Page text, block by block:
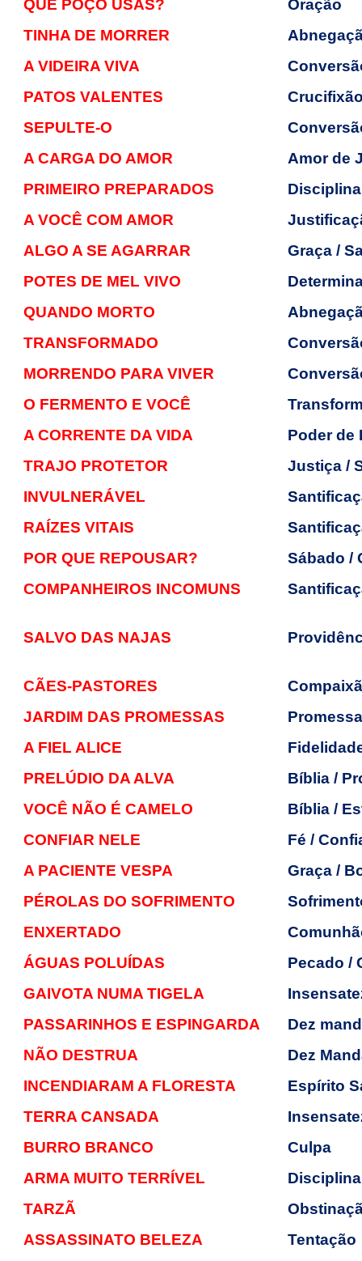
QUE POÇO USAS?
Oração
TINHA DE MORRER
A VIDEIRA VIVA
PATOS VALENTES
SEPULTE-O
A CARGA DO AMOR
Amor de
PRIMEIRO PREPARADOS
Disciplina
A VOCÊ COM AMOR
ALGO A SE AGARRAR
Graça /
POTES DE MEL VIVO
QUANDO MORTO
TRANSFORMADO
MORRENDO PARA VIVER
O FERMENTO E VOCÊ
A CORRENTE DA VIDA
Poder de
TRAJO PROTETOR
Justiça /
INVULNERÁVEL
RAÍZES VITAIS
POR QUE REPOUSAR?
Sábado /
COMPANHEIROS INCOMUNS
SALVO DAS NAJAS
CÃES-PASTORES
JARDIM DAS PROMESSAS
A FIEL ALICE
PRELÚDIO DA ALVA
Bíblia /
VOCÊ NÃO É CAMELO
Bíblia /
CONFIAR NELE
Fé /
A PACIENTE VESPA
Graça /
PÉROLAS DO SOFRIMENTO
ENXERTADO
ÁGUAS POLUÍDAS
Pecado /
GAIVOTA NUMA TIGELA
PASSARINHOS E ESPINGARDA
Dez
NÃO DESTRUA
Dez
INCENDIARAM A FLORESTA
Espírito
TERRA CANSADA
BURRO BRANCO
Culpa
ARMA MUITO TERRÍVEL
TARZÃ
ASSASSINATO BELEZA
Tentação